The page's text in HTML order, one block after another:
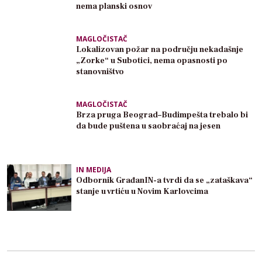
nema planski osnov
MAGLOČISTAČ
Lokalizovan požar na području nekadašnje
„Zorke“ u Subotici, nema opasnosti po
stanovništvo
MAGLOČISTAČ
Brza pruga Beograd–Budimpešta trebalo bi
da bude puštena u saobraćaj na jesen
IN MEDIJA
Odbornik GrađanIN-a tvrdi da se „zataškava“
stanje u vrtiću u Novim Karlovcima